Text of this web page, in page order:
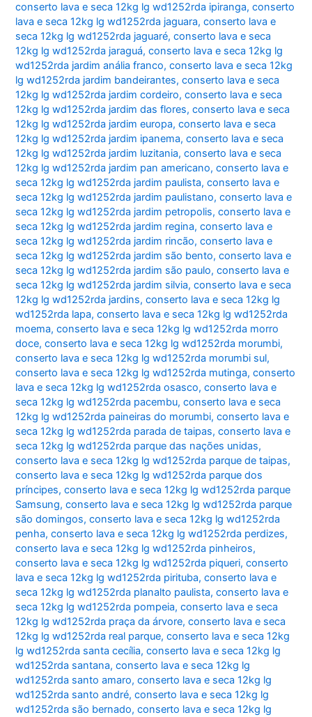
conserto lava e seca 12kg lg wd1252rda ipiranga,conserto
lava e seca 12kg lg wd1252rda jaguara,conserto lava e
seca 12kg lg wd1252rda jaguaré,conserto lava e seca
12kg lg wd1252rda jaraguá,conserto lava e seca 12kg lg
wd1252rda jardim anália franco,conserto lava e seca 12kg
lg wd1252rda jardim bandeirantes,conserto lava e seca
12kg lg wd1252rda jardim cordeiro,conserto lava e seca
12kg lg wd1252rda jardim das flores,conserto lava e seca
12kg lg wd1252rda jardim europa,conserto lava e seca
12kg lg wd1252rda jardim ipanema,conserto lava e seca
12kg lg wd1252rda jardim luzitania,conserto lava e seca
12kg lg wd1252rda jardim pan americano,conserto lava e
seca 12kg lg wd1252rda jardim paulista,conserto lava e
seca 12kg lg wd1252rda jardim paulistano,conserto lava e
seca 12kg lg wd1252rda jardim petropolis,conserto lava e
seca 12kg lg wd1252rda jardim regina,conserto lava e
seca 12kg lg wd1252rda jardim rincão,conserto lava e
seca 12kg lg wd1252rda jardim são bento,conserto lava e
seca 12kg lg wd1252rda jardim são paulo,conserto lava e
seca 12kg lg wd1252rda jardim silvia,conserto lava e seca
12kg lg wd1252rda jardins,conserto lava e seca 12kg lg
wd1252rda lapa,conserto lava e seca 12kg lg wd1252rda
moema,conserto lava e seca 12kg lg wd1252rda morro
doce,conserto lava e seca 12kg lg wd1252rda morumbi,
conserto lava e seca 12kg lg wd1252rda morumbi sul,
conserto lava e seca 12kg lg wd1252rda mutinga,conserto
lava e seca 12kg lg wd1252rda osasco,conserto lava e
seca 12kg lg wd1252rda pacembu,conserto lava e seca
12kg lg wd1252rda paineiras do morumbi,conserto lava e
seca 12kg lg wd1252rda parada de taipas,conserto lava e
seca 12kg lg wd1252rda parque das nações unidas,
conserto lava e seca 12kg lg wd1252rda parque de taipas,
conserto lava e seca 12kg lg wd1252rda parque dos
príncipes,conserto lava e seca 12kg lg wd1252rda parque
Samsung,conserto lava e seca 12kg lg wd1252rda parque
são domingos,conserto lava e seca 12kg lg wd1252rda
penha,conserto lava e seca 12kg lg wd1252rda perdizes,
conserto lava e seca 12kg lg wd1252rda pinheiros,
conserto lava e seca 12kg lg wd1252rda piqueri,conserto
lava e seca 12kg lg wd1252rda pirituba,conserto lava e
seca 12kg lg wd1252rda planalto paulista,conserto lava e
seca 12kg lg wd1252rda pompeia,conserto lava e seca
12kg lg wd1252rda praça da árvore,conserto lava e seca
12kg lg wd1252rda real parque,conserto lava e seca 12kg
lg wd1252rda santa cecília,conserto lava e seca 12kg lg
wd1252rda santana,conserto lava e seca 12kg lg
wd1252rda santo amaro,conserto lava e seca 12kg lg
wd1252rda santo andré,conserto lava e seca 12kg lg
wd1252rda são bernado,conserto lava e seca 12kg lg